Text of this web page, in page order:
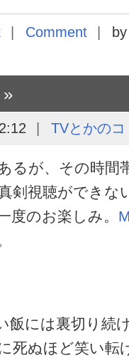
Comment
TVとかのコ
るが、その時間
剣視聴ができな
度のお楽しみ。
飯には裏切り続
死ぬほど笑い転